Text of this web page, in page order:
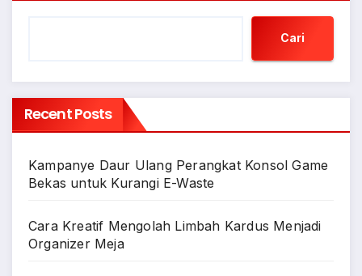
Cari
Recent Posts
Kampanye Daur Ulang Perangkat Konsol Game
Bekas untuk Kurangi E-Waste
Cara Kreatif Mengolah Limbah Kardus Menjadi
Organizer Meja